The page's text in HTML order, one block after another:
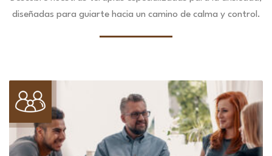
diseñadas para guiarte hacia un camino de calma y control.